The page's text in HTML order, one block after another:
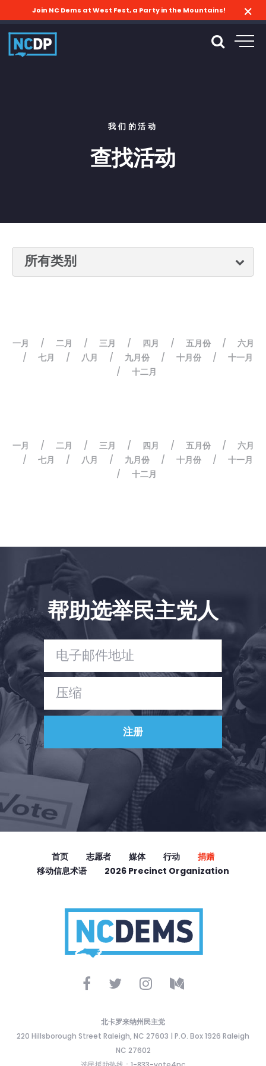
首页
Shop
Take Back the Courts
与我们合作
新闻
您的派对
捐赠
Join NC Dems at West Fest, a Party in the Mountains!
我们的活动
查找活动
一月 / 二月 / 三月 / 四月 / 五月份 /
六月
/
七月 / 八月 / 九月份 / 十月份 /
十一月
/
十二月
一月 / 二月 / 三月 / 四月 / 五月份 /
六月
/
七月 / 八月 / 九月份 / 十月份 /
十一月
/
十二月
帮助选举民主党人
首页 志愿者 媒体 行动
捐赠
移动信息术语
2026 Precinct Organization
北卡罗来纳州民主党
220 Hillsborough Street Raleigh, NC 27603 | P.O. Box 1926 Raleigh
NC 27602